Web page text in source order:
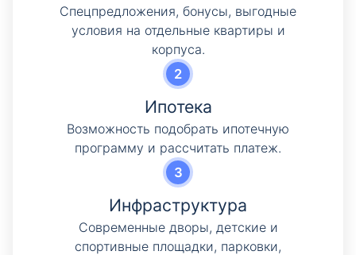
Cпецпредложения, бонусы, выгодные
условия на отдельные квартиры и
корпуса.
Ипотека
Возможность подобрать ипотечную
программу и рассчитать платеж.
Инфраструктура
Современные дворы, детские и
спортивные площадки, парковки,